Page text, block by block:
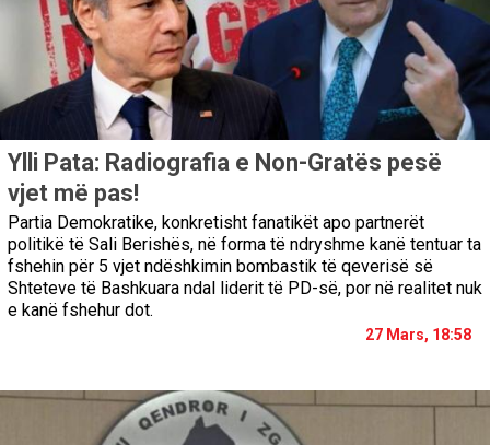
Ylli Pata: Radiografia e Non-Gratës pesë
vjet më pas!
Partia Demokratike, konkretisht fanatikët apo partnerët
politikë të Sali Berishës, në forma të ndryshme kanë tentuar ta
fshehin për 5 vjet ndëshkimin bombastik të qeverisë së
Shteteve të Bashkuara ndal liderit të PD-së, por në realitet nuk
e kanë fshehur dot.
27 Mars, 18:58